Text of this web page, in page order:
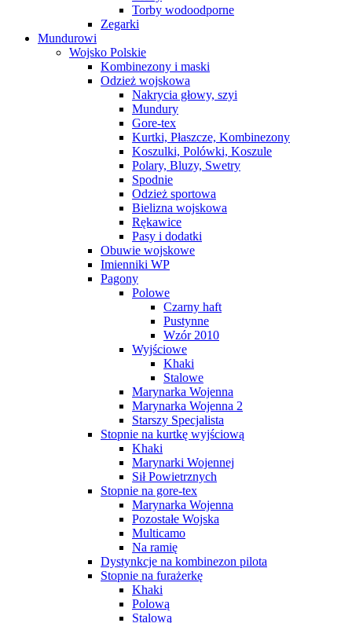
Torby wodoodporne
Zegarki
Mundurowi
Wojsko Polskie
Kombinezony i maski
Odzież wojskowa
Nakrycia głowy, szyi
Mundury
Gore-tex
Kurtki, Płaszcze, Kombinezony
Koszulki, Polówki, Koszule
Polary, Bluzy, Swetry
Spodnie
Odzież sportowa
Bielizna wojskowa
Rękawice
Pasy i dodatki
Obuwie wojskowe
Imienniki WP
Pagony
Polowe
Czarny haft
Pustynne
Wzór 2010
Wyjściowe
Khaki
Stalowe
Marynarka Wojenna
Marynarka Wojenna 2
Starszy Specjalista
Stopnie na kurtkę wyjściową
Khaki
Marynarki Wojennej
Sił Powietrznych
Stopnie na gore-tex
Marynarka Wojenna
Pozostałe Wojska
Multicamo
Na ramię
Dystynkcje na kombinezon pilota
Stopnie na furażerkę
Khaki
Polową
Stalową